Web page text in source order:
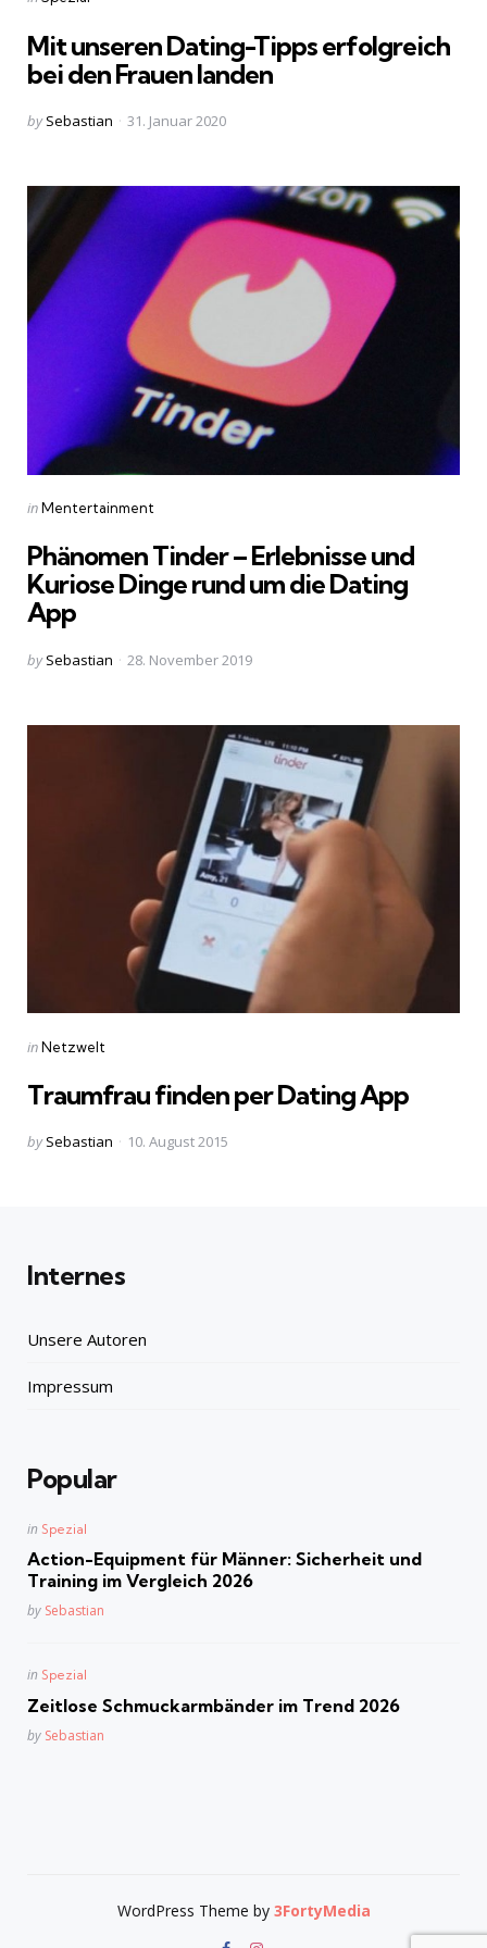
Mit unseren Dating-Tipps erfolgreich
bei den Frauen landen
Posted
by Sebastian 31. Januar 2020
Categories
Posted
inMentertainment
Phänomen Tinder – Erlebnisse und
Kuriose Dinge rund um die Dating
App
Posted
by Sebastian 28. November 2019
Categories
Posted
inNetzwelt
Traumfrau finden per Dating App
Posted
by Sebastian 10. August 2015
Internes
Unsere Autoren
Impressum
Popular
Posted
in Spezial
Action-Equipment für Männer: Sicherheit und
Training im Vergleich 2026
Posted
by Sebastian
Posted
in Spezial
Zeitlose Schmuckarmbänder im Trend 2026
Posted
by Sebastian
WordPress Theme by 3FortyMedia